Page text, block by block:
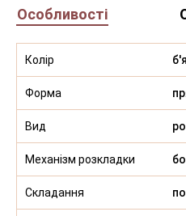
Особливості
Колір
Форма
Вид
Механізм розкладки
Складання